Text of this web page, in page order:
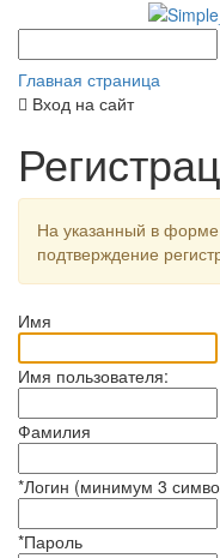
Главная страница
Вход на сайт
На указанный в
подтверждение
Имя
Имя пользователя:
Фамилия
*Логин (минимум 3
*Пароль